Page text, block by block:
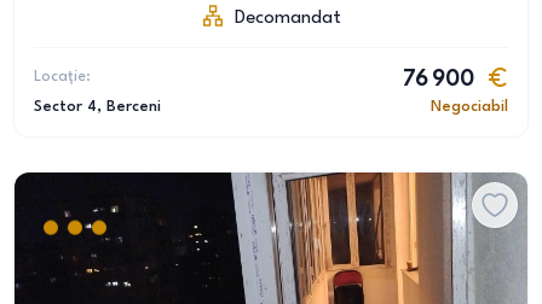
Decomandat
Locație:
Sector 4, Berceni
76 900
Negociabil